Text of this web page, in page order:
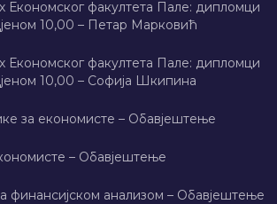
Економског факултета Пале: дипломци
10,00 – Петар Марковић
Економског факултета Пале: дипломци
10,00 – Софија Шкипина
за економисте – Обавјештење
– Обавјештење
финансијском анализом – Обавјештење